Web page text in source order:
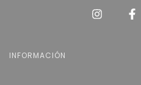
INFORMACIÓN